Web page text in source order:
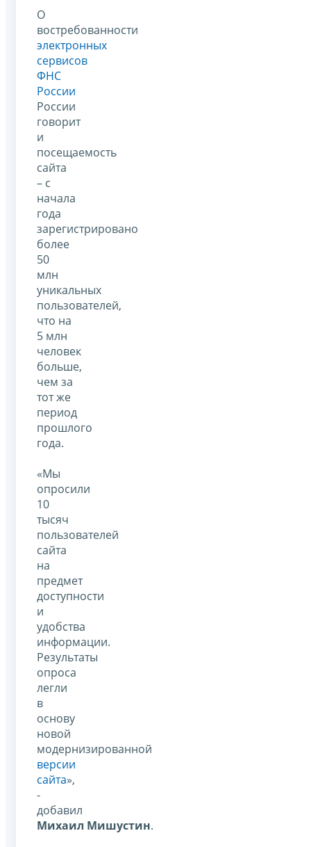
О
востребованности
электронных
сервисов
ФНС
России
России
говорит
и
посещаемость
сайта
– с
начала
года
зарегистрировано
более
50
млн
уникальных
пользователей,
что на
5 млн
человек
больше,
чем за
тот же
период
прошлого
года.
«Мы
опросили
10
тысяч
пользователей
сайта
на
предмет
доступности
и
удобства
информации.
Результаты
опроса
легли
в
основу
новой
модернизированной
версии
сайта»,
-
добавил
Михаил Мишустин.